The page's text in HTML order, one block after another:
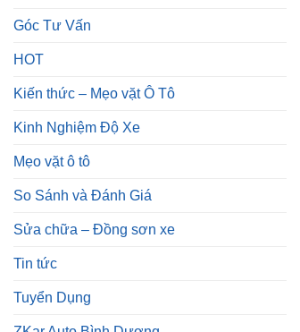
Góc Tư Vấn
HOT
Kiến thức – Mẹo vặt Ô Tô
Kinh Nghiệm Độ Xe
Mẹo vặt ô tô
So Sánh và Đánh Giá
Sửa chữa – Đồng sơn xe
Tin tức
Tuyển Dụng